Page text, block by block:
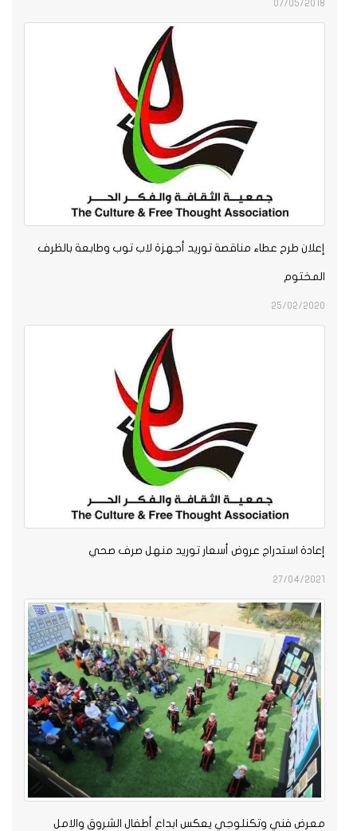
07/05/2018
إعلان طرح عطاء مناقصة توريد أجهزة لاب توب وطابعة بالظرف
المختوم
25/02/2020
إعادة استدراج عروض أسعار توريد منهل صرف صحي
27/04/2021
معرض فني وتكنلوجي يعكس ابداع أطفال الشروق والامل